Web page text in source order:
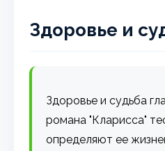
Здоровье и
Здоровье и судьба
романа "Кларисса"
определяют ее